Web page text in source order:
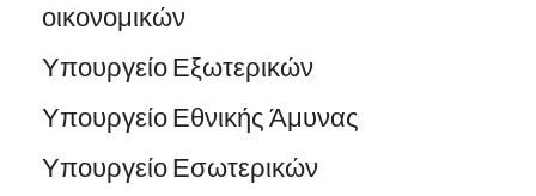
οικονομικών
Υπουργείο Εξωτερικών
Υπουργείο Εθνικής Άμυνας
Υπουργείο Εσωτερικών